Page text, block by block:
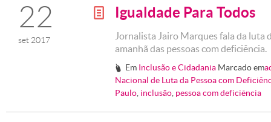
22
set 2017
g Igualdade Para Todos
Jornalista Jairo Marques fala da luta
amanhã das pessoas com deficiência.
# Em Inclusão e Cidadania Marcado em
Nacional de Luta da Pessoa com
Paulo inclusão pessoa com deficiência